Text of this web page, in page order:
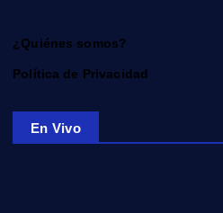
¿Quiénes somos?
Política de Privacidad
En Vivo